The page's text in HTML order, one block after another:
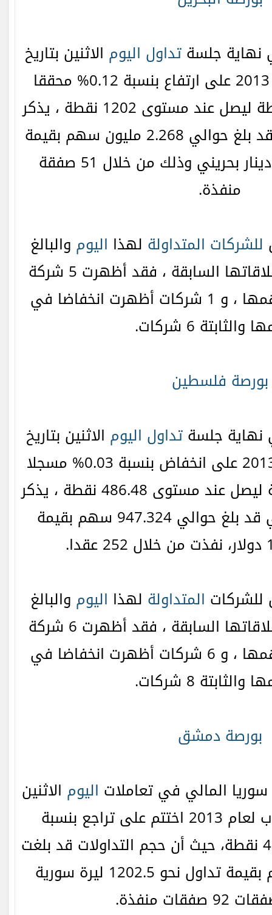
جلسةتداول اليوم الاثنين بتاريخ
19 أغسطس/آب لعام 2013 على ارتفاع بنسبة 0.12% محققا
مكاسب بقيمة 1.47 نقطة ليصل عند مستوى 1202 نقطة ، يذكر
حجم التداول الإجمالي قد بلغ حوالي 2.268 مليون سهم بقيمة
تداول 334.488 ألف دينار بحريني وذلك من خلال 51 صفقة
منفذة.
للشركات المتداولة لهذا اليوم والبالغ
عددها 12 شركة مع إغلاقاتها السابقة ، فقد أظهرت 5 شركة
ارتفاعا في أسعار أسهمها ، و 1 شركات أظهرت انخفاضا في
6 شركات.
بورصة فلسطين
جلسة تداول اليوم الاثنين بتاريخ
19 أغسطس/آب لعام 2013 على انخفاض بنسبة 0.03% مسجلا
خسائر بقيمة 0.14 نقطة ليصل عند مستوى 486.48 نقطة ، يذكر
947.324 سهم بقيمة
للشركات المتداولة لهذا اليوم والبالغ
عددها 20 شركة مع إغلاقاتها السابقة ، فقد أظهرت 6 شركة
ارتفاعا في أسعار أسهمها ، و 6 شركات أظهرت انخفاضا في
8 شركات.
بورصة دمشق
المالي في تعاملات اليوم الاثنين
بتاريخ 19 أغسطس/آب لعام 2013 اختتم على تراجع بنسبة
0.41% أي ما يعادل 4.97 نقطة، حيث أن حجم التداولات قد بلغت
حوالي 104.936 سهم بقيمة تداول نحو 1202.5 ليرة سورية
منفذة.